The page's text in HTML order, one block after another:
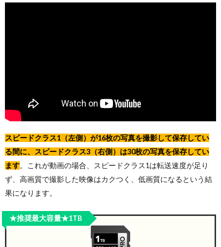
スピードクラス1（左側）が16枚の写真を撮影して保存してい
る間に、スピードクラス3（右側）は30枚の写真を保存してい
ます。これが動画の場合、スピードクラス1は転送速度が足り
ず、高画質で撮影した映像はカクつく、低画質になるという結
果になります。
★推奨最大容量★1TB